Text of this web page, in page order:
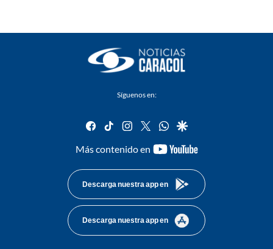
Síguenos en:
facebook
tiktok instagram
twitterwhatsapp
google
Más contenido en
youtube-
Descarga nuestra app en
Descarga nuestra app en